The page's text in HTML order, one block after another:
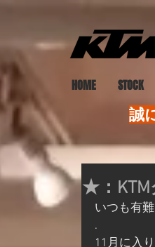
HOME STOCK
誠
★：
いつも有
.
11月に入